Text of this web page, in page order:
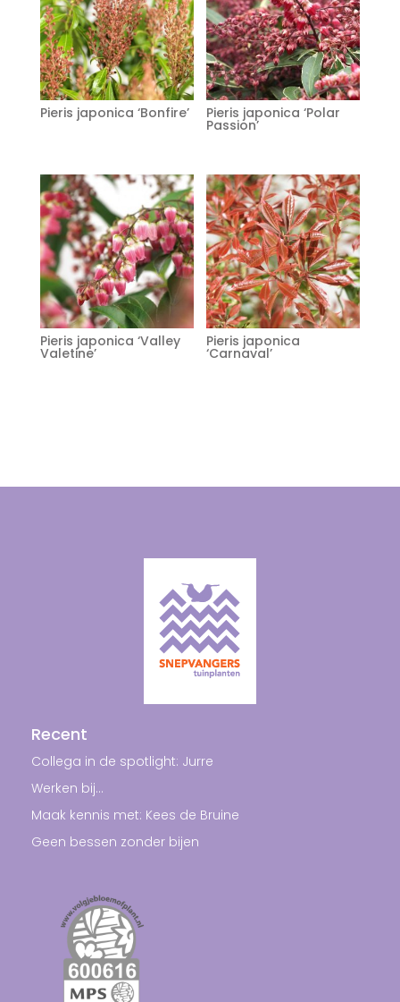
Pieris japonica ‘Bonfire’ Pieris japonica ‘Polar
Passion’
Pieris japonica ‘Valley
Valetine’
Pieris japonica
‘Carnaval’
Recent
Collega in de spotlight: Jurre
Werken bij…
Maak kennis met: Kees de Bruine
Geen bessen zonder bijen